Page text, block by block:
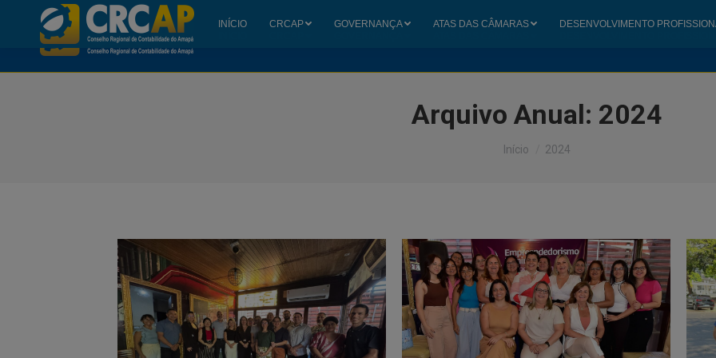
Arquivo Anual: 2024
Início 2024
INÍCIO CRCAP GOVERNANÇA ATAS DAS CÂMARAS DESENVOLVIMENTO